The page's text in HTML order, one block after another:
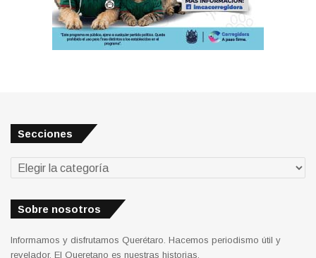
Secciones
Secciones
Sobre nosotros
Informamos y disfrutamos Querétaro. Hacemos periodismo útil y
revelador. El Queretano es nuestras historias.